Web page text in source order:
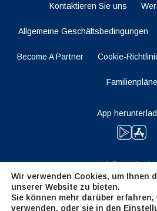
Kontaktieren Sie uns
Allgemeine Geschäftsbedingungen
Become A Partner Cookie-
Familienpläne
App
Bleiben Sie
Wir verwenden Cookies, um Ihnen
unserer Website zu bieten.
Sie können mehr darüber erfahren,
verwenden, oder sie in den